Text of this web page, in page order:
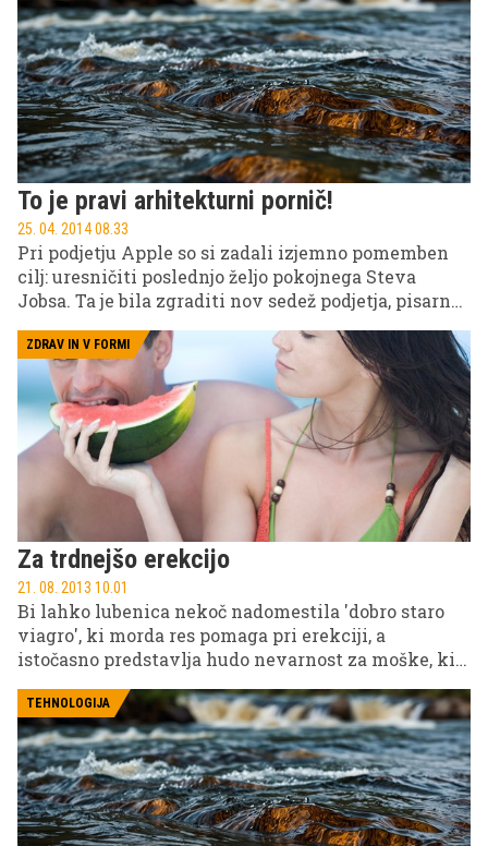
To je pravi arhitekturni pornič!
25. 04. 2014 08.33
Pri podjetju Apple so si zadali izjemno pomemben
cilj: uresničiti poslednjo željo pokojnega Steva
Jobsa. Ta je bila zgraditi nov sedež podjetja, pisarno
prihodnosti, ki naj bi bil na pogled videti kot
nekakšno vesoljsko plovilo. Posnetek, ki ga je
oktobra 2013 predstavil Norman Foster, pa je pred
nekaj dnevi zaokrožil po spletu in tako omogočil
vpogled v podrobnosti gradnje širši javnosti. Kakor
koli že, je bil posnetek sedaj zaradi avtorskih pravic
podjetja Apple s strani You Tube že umaknjen.
ZDRAV IN V FORMI
Za trdnejšo erekcijo
21. 08. 2013 10.01
Bi lahko lubenica nekoč nadomestila 'dobro staro
viagro', ki morda res pomaga pri erekciji, a
istočasno predstavlja hudo nevarnost za moške, ki
imajo bolezni srca in ožilja? Z odmašitvijo
zamašenih arterij in izboljšanjem prekrvavitve
lahko moški preprečijo bolezni srca in ožilja in se
istočasno poslovijo od težav z erekcijo. In vse to
ponuja lubenica!
TEHNOLOGIJA